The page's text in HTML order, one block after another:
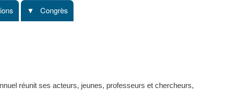
Congrès
réunit ses acteurs, jeunes, professeurs et chercheurs,